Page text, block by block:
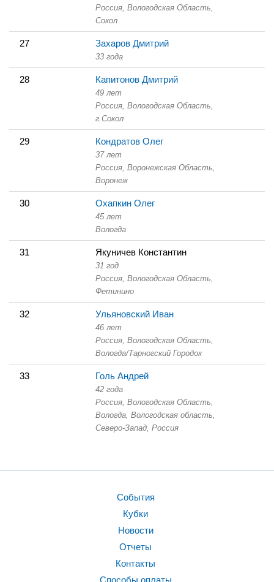
Россия, Вологодская Область,
Сокол
27 Захаров Дмитрий
33 года
28 Капитонов Дмитрий
49 лет
Россия, Вологодская Область,
г.Сокол
29 Кондратов Олег
37 лет
Россия, Воронежская Область,
Воронеж
30 Охапкин Олег
45 лет
Вологда
31 Якуничев Константин
31 год
Россия, Вологодская Область,
Фетинино
32 Ульяновский Иван
46 лет
Россия, Вологодская Область,
Вологда/Тарногский Городок
33 Голь Андрей
42 года
Россия, Вологодская Область,
Вологда, Вологодская область,
Северо-Запад, Россия
События
Кубки
Новости
Отчеты
Контакты
Способы оплаты